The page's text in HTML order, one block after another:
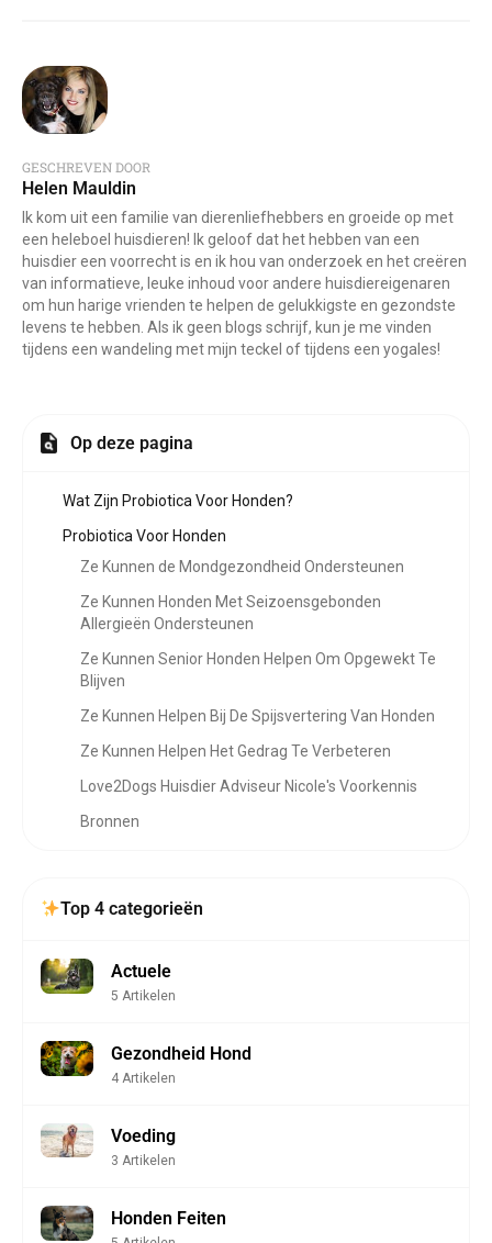
GESCHREVEN DOOR
Helen Mauldin
Ik kom uit een familie van dierenliefhebbers en groeide op met
een heleboel huisdieren! Ik geloof dat het hebben van een
huisdier een voorrecht is en ik hou van onderzoek en het creëren
van informatieve, leuke inhoud voor andere huisdiereigenaren
om hun harige vrienden te helpen de gelukkigste en gezondste
levens te hebben. Als ik geen blogs schrijf, kun je me vinden
tijdens een wandeling met mijn teckel of tijdens een yogales!
Op deze pagina
Wat Zijn Probiotica Voor Honden?
Probiotica Voor Honden
Ze Kunnen de Mondgezondheid Ondersteunen
Ze Kunnen Honden Met Seizoensgebonden
Allergieën Ondersteunen
Ze Kunnen Senior Honden Helpen Om Opgewekt Te
Blijven
Ze Kunnen Helpen Bij De Spijsvertering Van Honden
Ze Kunnen Helpen Het Gedrag Te Verbeteren
Love2Dogs Huisdier Adviseur Nicole's Voorkennis
Bronnen
Top 4 categorieën
Actuele
5 Artikelen
Gezondheid Hond
4 Artikelen
Voeding
3 Artikelen
Honden Feiten